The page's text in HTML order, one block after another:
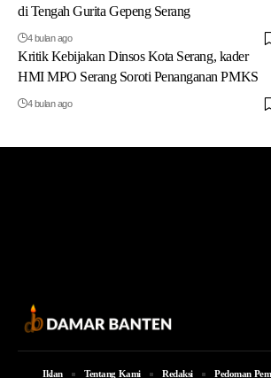
di Tengah Gurita Gepeng Serang
4 bulan ago
Kritik Kebijakan Dinsos Kota Serang, kader
HMI MPO Serang Soroti Penanganan PMKS
4 bulan ago
Iklan Tentang Kami Redaksi Pedoman